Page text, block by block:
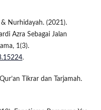
Nurhidayah. (2021).
Azra Sebagai Jalan
1(3).
.
Tikrar dan Tarjamah.